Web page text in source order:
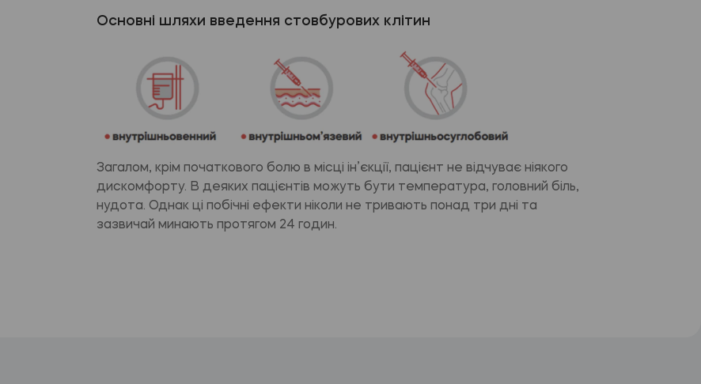
Основні шляхи введення стовбурових клітин
Загалом, крім початкового болю в місці ін’єкції, пацієнт не відчуває ніякого
дискомфорту. В деяких пацієнтів можуть бути температура, головний біль,
нудота. Однак ці побічні ефекти ніколи не тривають понад три дні та
зазвичай минають протягом 24 годин.